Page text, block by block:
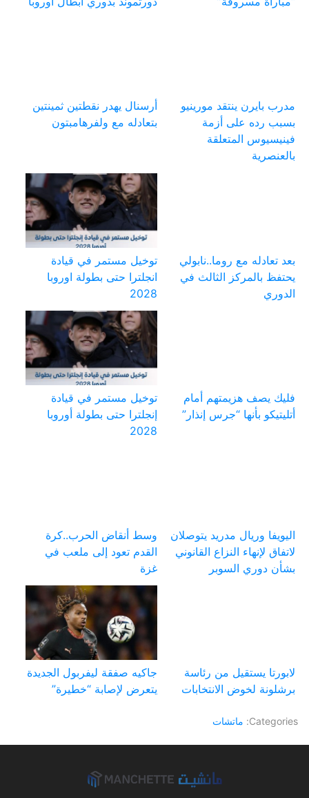
مدرب بايرن ينتقد مورينيو
بسبب رده على أزمة
فينيسيوس المتعلقة
بالعنصرية
أرسنال يهدر نقطتين ثمينتين
بتعادله مع ولفرهامبتون
بعد تعادله مع روما..نابولي
يحتفظ بالمركز الثالث في
الدوري
توخيل مستمر في قيادة
انجلترا حتى بطولة اوروبا
2028
فليك يصف هزيمتهم أمام
أتليتيكو بأنها “جرس إنذار”
توخيل مستمر في قيادة
إنجلترا حتى بطولة أوروبا
2028
اليويفا وريال مدريد يتوصلان
لاتفاق لإنهاء النزاع القانوني
بشأن دوري السوبر
وسط أنقاض الحرب..كرة
القدم تعود إلى ملعب في
غزة
لابورتا يستقيل من رئاسة
برشلونة لخوض الانتخابات
جاكيه صفقة ليفربول الجديدة
يتعرض لإصابة “خطيرة”
Categories: ماتشات